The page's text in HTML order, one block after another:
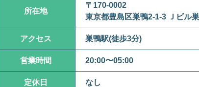
所在地
〒170-0002
東京都豊島区巣鴨2-1-3 Ｊビル
アクセス 巣鴨駅(徒歩3分)
営業時間 20:00〜05:00
定休日 なし